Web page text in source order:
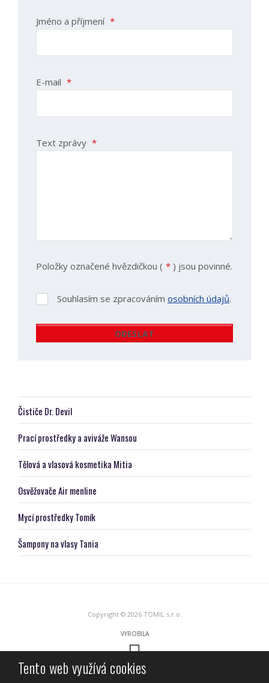
Jméno a příjmení *
E-mail *
Text zprávy *
Položky označené hvězdičkou ( * ) jsou povinné.
Souhlasím
zpracováním
Souhlasím se zpracováním osobních údajů.
ODESLAT
odeslat.
Čističe Dr. Devil
Prací prostředky a aviváže Wansou
Tělová a vlasová kosmetika Mitia
Osvěžovače Air menline
Mycí prostředky Tomík
Šampony na vlasy Tania
Copyright © 2026 TOMIL s.r.o.
VYROBILA
Tento web je chráněn pomocí Google ReCAPTCHA a platí pro něj
Tento web využívá cookies